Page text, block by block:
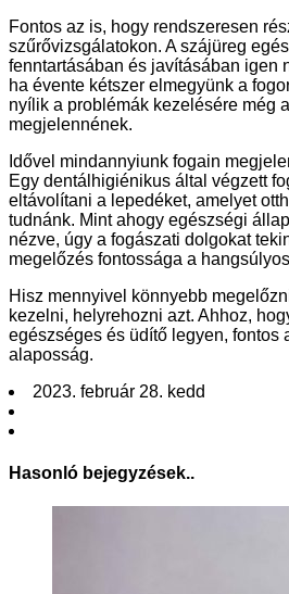
Fontos az is, hogy rendszeresen
szűrővizsgálatokon. A szájüreg
fenntartásában és javításában igen
ha évente kétszer elmegyünk a
nyílik a problémák kezelésére még
megjelennének.
Idővel mindannyiunk fogain
Egy dentálhigiénikus által végzett
eltávolítani a lepedéket, amelyet
tudnánk. Mint ahogy egészségi
nézve, úgy a fogászati dolgokat
megelőzés fontossága a
Hisz mennyivel könnyebb
kezelni, helyrehozni azt. Ahhoz,
egészséges és üdítő legyen, fontos
alaposság.
2023. február 28. kedd
Hasonló bejegyzések..